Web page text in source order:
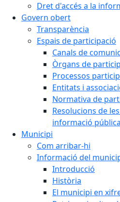
Dret d'accés a la
Govern obert
Transparència
Espais de participació
Canals de
Òrgans de
Processos
Entitats i
Normativa de
Resolucions de
informació pública
Municipi
Com arribar-hi
Informació del
Introducció
Història
El municipi en